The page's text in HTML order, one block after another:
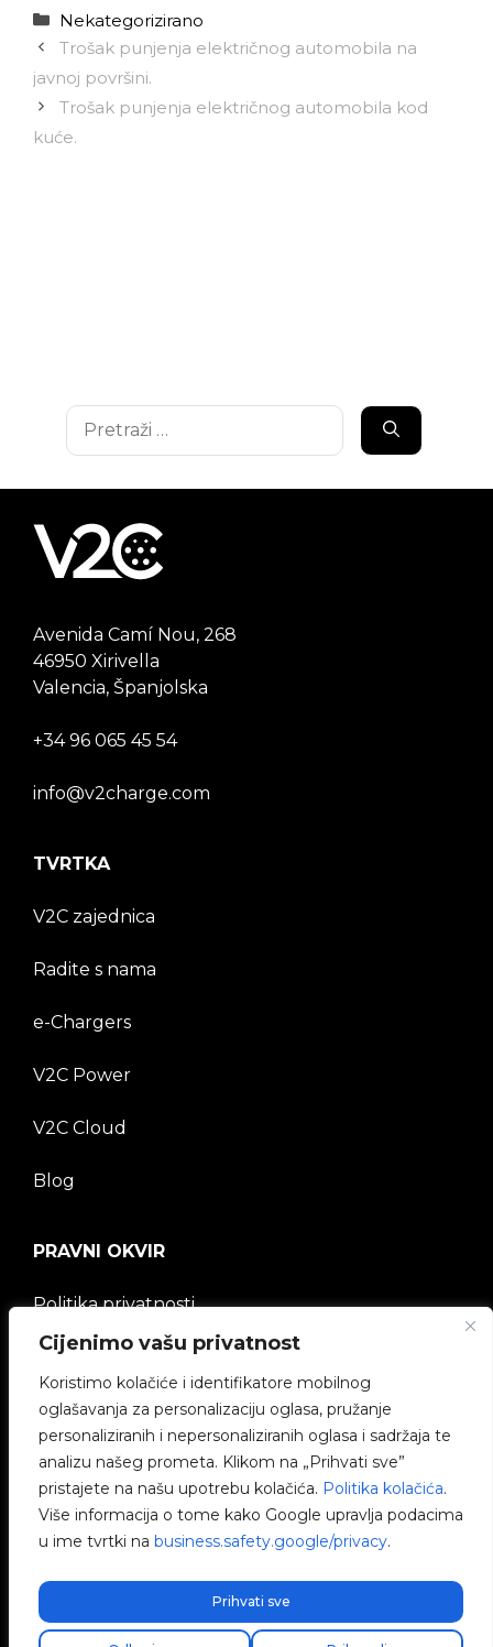
Cijenimo vašu privatnost
Koristimo kolačiće i identifikatore mobilnog
oglašavanja za personalizaciju oglasa, pružanje
personaliziranih i nepersonaliziranih oglasa i sadržaja te
analizu našeg prometa. Klikom na „Prihvati sve”
pristajete na našu upotrebu kolačića. Politika kolačića.
Više informacija o tome kako Google upravlja podacima
u ime tvrtki na business.safety.google/privacy.
Prihvati sve
Kategorije
Nekategorizirano
Trošak punjenja električnog automobila na
javnoj površini.
Trošak punjenja električnog automobila kod
kuće.
Pretraži:
Avenida Camí Nou, 268
46950 Xirivella
Valencia, Španjolska
+34 96 065 45 54
info@v2charge.com
TVRTKA
V2C zajednica
Radite s nama
e-Chargers
V2C Power
V2C Cloud
Blog
PRAVNI OKVIR
Politika privatnosti
Pravna napomena
Politika kolačića
Etički kanal
Politika kvalitete